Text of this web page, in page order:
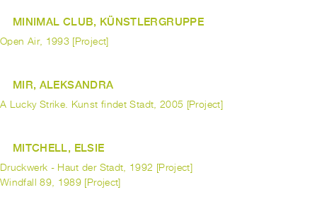
MINIMAL CLUB, KÜNSTLERGRUPPE
Open Air, 1993 [Project]
MIR, ALEKSANDRA
A Lucky Strike. Kunst findet Stadt, 2005 [Project]
MITCHELL, ELSIE
Druckwerk - Haut der Stadt, 1992 [Project]
Windfall 89, 1989 [Project]